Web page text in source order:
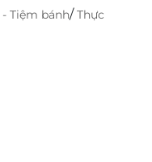
Tiệm bánh/Thực